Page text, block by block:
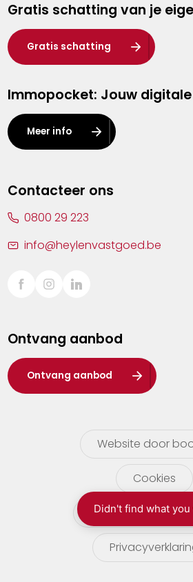
Hasselt
Heist-op-den-Berg
Herentals
Kalmthout
Leuven
Lier
Sint-Truiden
Waasland
Wuustwezel
Zoersel
Gratis schatting van je
Gratis schatting
Immopocket: Jouw
Meer info
Contacteer ons
0800 29 223
info@heylenvastgoed.be
Ontvang aanbod
Ontvang aanbod
Website door
Cookies